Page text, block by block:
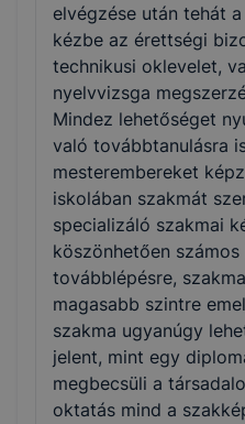
elvégzése után tehát
kézbe az érettségi
technikusi oklevelet,
nyelvvizsga
Mindez lehetőséget
való továbbtanulásra
mesterembereket
iskolában szakmát
specializáló szakmai
köszönhetően
továbblépésre,
magasabb szintre
szakma ugyanúgy
jelent, mint egy
megbecsüli a
oktatás mind a